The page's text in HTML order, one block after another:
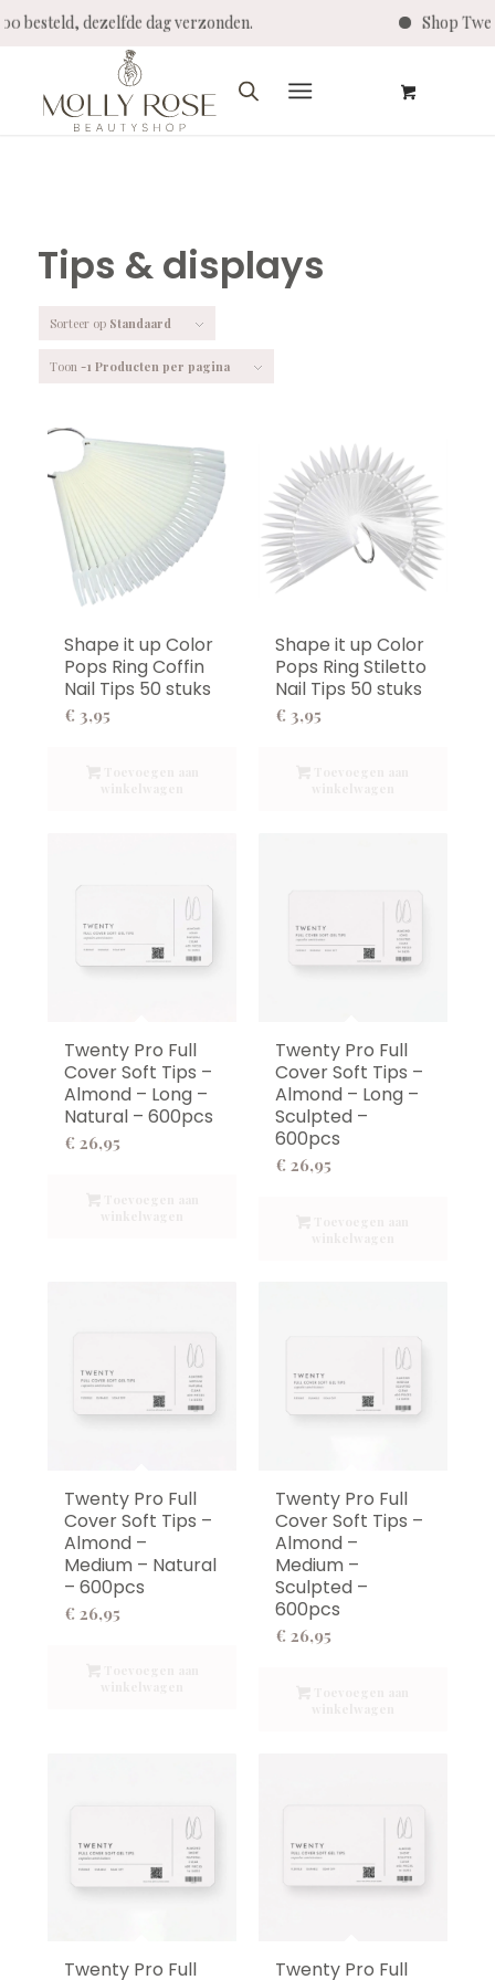
dezelfde dag verzonden. Shop Twenty
Tips & displays
Sorteer op Standaard
Toon -1 Producten per pagina
Shape it up Color
Pops Ring Coffin
Nail Tips 50 stuks
€ 3,95
Shape it up Color
Pops Ring Stiletto
Nail Tips 50 stuks
€ 3,95
Twenty Pro Full
Cover Soft Tips –
Almond – Long –
Natural – 600pcs
€ 26,95
Twenty Pro Full
Cover Soft Tips –
Almond – Long –
Sculpted –
600pcs
€ 26,95
Twenty Pro Full
Cover Soft Tips –
Almond –
Medium – Natural
– 600pcs
€ 26,95
Twenty Pro Full
Cover Soft Tips –
Almond –
Medium –
Sculpted –
600pcs
€ 26,95
Twenty Pro Full
Twenty Pro Full